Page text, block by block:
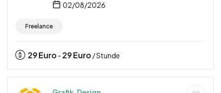
02/08/2026
Freelance
29Euro - 29Euro / Stunde